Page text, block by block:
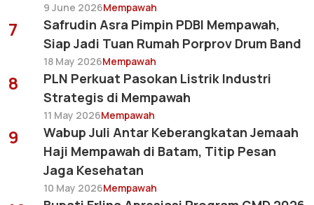
9 June 2026Mempawah
7
Safrudin Asra Pimpin PDBI Mempawah,
Siap Jadi Tuan Rumah Porprov Drum Band
18 May 2026Mempawah
8
PLN Perkuat Pasokan Listrik Industri
Strategis di Mempawah
11 May 2026Mempawah
9
Wabup Juli Antar Keberangkatan Jemaah
Haji Mempawah di Batam, Titip Pesan
Jaga Kesehatan
10 May 2026Mempawah